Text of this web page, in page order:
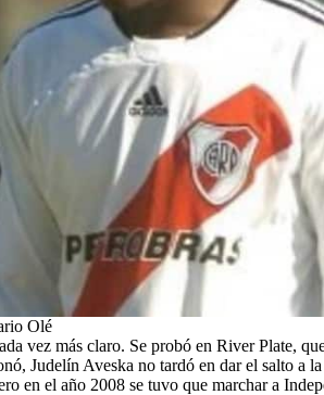
Olé
vez más claro. Se probó en River Plate,
Judelín Aveska no tardó en dar el salto a
en el año 2008 se tuvo que marchar a